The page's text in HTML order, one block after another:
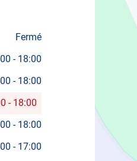
Fermé
- 18:00
- 18:00
- 18:00
- 18:00
- 17:00